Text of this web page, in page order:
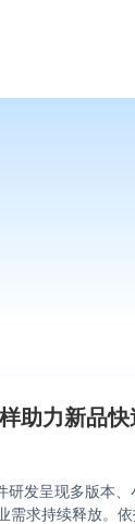
助力新品
发呈现多版本、
需求持续释放。